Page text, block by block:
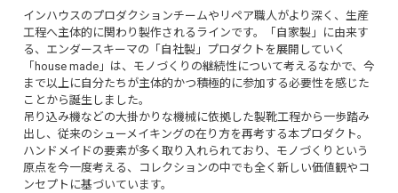
インハウスのプロダクションチームやリペア職人がより深く、生産
工程へ主体的に関わり製作されるラインです。「自家製」に由来す
る、エンダースキーマの「自社製」プロダクトを展開していく
「house made」は、モノづくりの継続性について考えるなかで、今
まで以上に自分たちが主体的かつ積極的に参加する必要性を感じた
ことから誕生しました。
吊り込み機などの大掛かりな機械に依拠した製靴工程から一歩踏み
出し、従来のシューメイキングの在り方を再考する本プロダクト。
ハンドメイドの要素が多く取り入れられており、モノづくりという
原点を今一度考える、コレクションの中でも全く新しい価値観やコ
ンセプトに基づいています。